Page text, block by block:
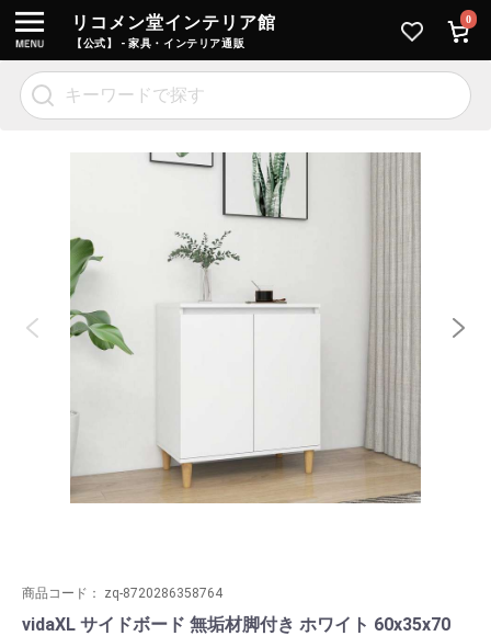
リコメン堂インテリア館
【公式】 - 家具・インテリア通販
0
商品コード： zq-8720286358764
vidaXL サイドボード 無垢材脚付き ホワイト 60x35x70